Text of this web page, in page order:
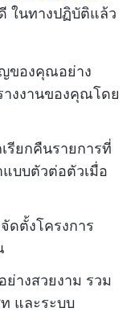
ในทางปฏิบัติแล้ว
ของคุณอย่าง
างงานของคุณโดย
รียกคืนรายการที่
บบตัวต่อตัวเมื่อ
ดตั้งโครงการ
างสวยงาม รวม
และระบบ